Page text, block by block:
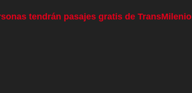
tendrán pasajes gratis de TransMilenio